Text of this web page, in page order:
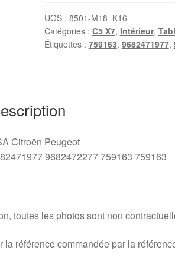
Levier
de
Vitesses
9682471977
9682472277
UGS : 8501-M18_K16
Catégories : C5 X7, Intérieur,
Étiquettes : 759163, 9682471977,
Citroën Peugeot
9682472277 759163 759163
toutes les photos sont non
référence commandée par la